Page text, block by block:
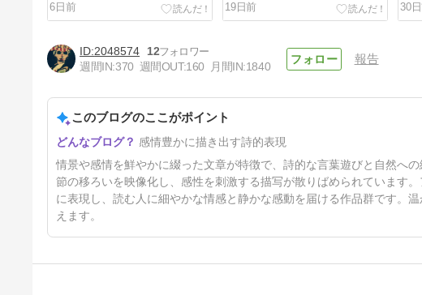
6日前 19日前 30
気持ち揺れる梅雨
51日前
2048574
12
週間IN:370 週間OUT:160 月間IN:1840
報告
このブログのここがポイント
感情豊かに描き出す詩的表現
情景や感情を鮮やかに綴った文章が特徴で、詩的な言葉遊びと自然へ
節の移ろいを映像化し、感性を刺激する描写が散りばめられています
に表現し、読む人に細やかな情感と静かな感動を届ける作品群です。
えます。